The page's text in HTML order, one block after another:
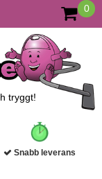
0
tryggt!
Snabb leverans